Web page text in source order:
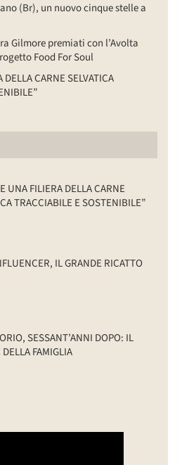
(Br), un nuovo cinque stelle a
Gilmore premiati con l’Avolta
Food For Soul
DELLA CARNE SELVATICA
UNA FILIERA DELLA CARNE
TRACCIABILE E SOSTENIBILE”
IL GRANDE RICATTO
SESSANT’ANNI DOPO: IL
FAMIGLIA